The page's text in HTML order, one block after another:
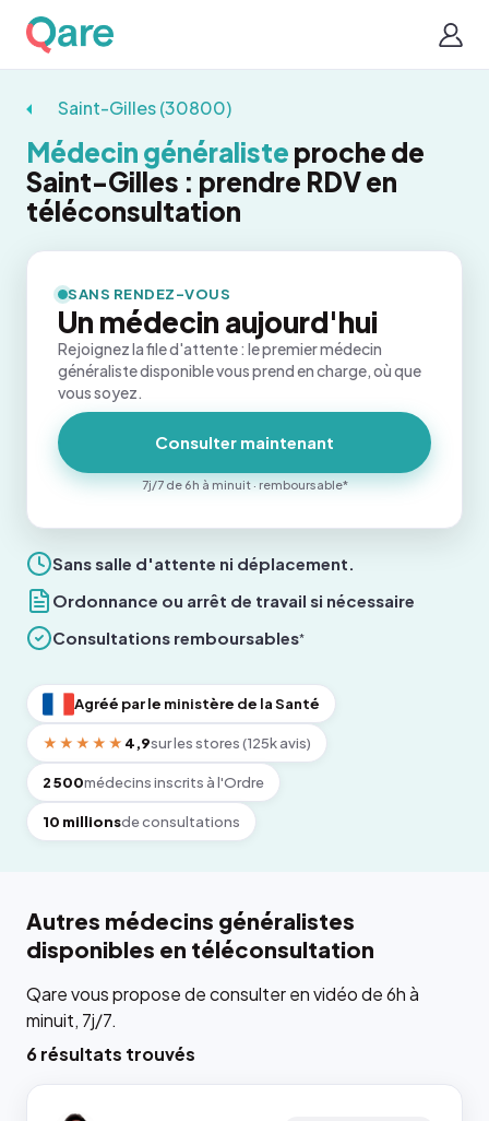
Saint-Gilles (30800)
Médecin généraliste proche de
Saint-Gilles : prendre RDV en
téléconsultation
Sans salle d'attente ni déplacement.
Ordonnance ou arrêt de travail si nécessaire
Consultations remboursables*
Agréé par le ministère de la Santé
★★★★★ 4,9sur les stores (125k avis)
2 500médecins inscrits à l'Ordre
10 millionsde consultations
SANS RENDEZ-VOUS
Un médecin aujourd'hui
Rejoignez la file d'attente : le premier médecin
généraliste disponible vous prend en charge, où que
vous soyez.
Consulter maintenant
7j/7 de 6h à minuit · remboursable*
Autres médecins généralistes
disponibles en téléconsultation
Qare vous propose de consulter en vidéo de 6h à
minuit, 7j/7.
6 résultats trouvés